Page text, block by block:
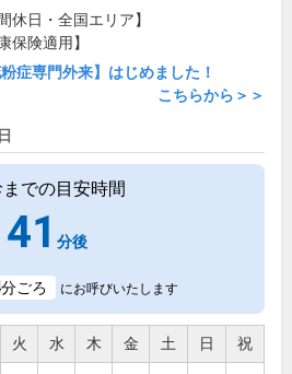
休日・全国エリア】
保険適用】
症専門外来】はじめました！
こちらから＞＞
での目安時間
41 分後
分ごろ にお呼びいたします
火 水 木 金 土 日 祝